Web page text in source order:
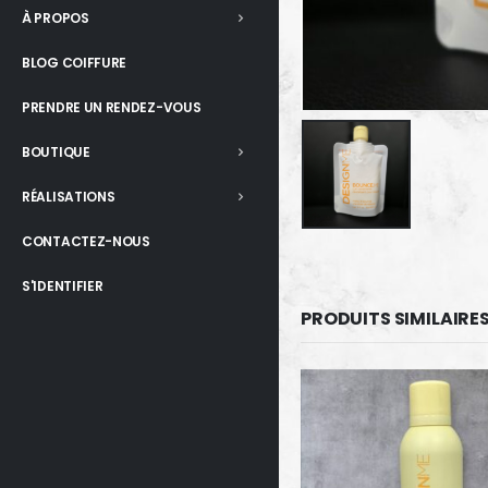
À PROPOS
BLOG COIFFURE
PRENDRE UN RENDEZ-VOUS
BOUTIQUE
RÉALISATIONS
CONTACTEZ-NOUS
S'IDENTIFIER
PRODUITS